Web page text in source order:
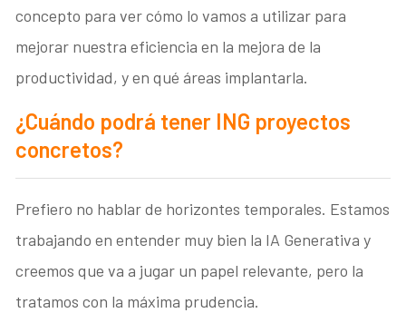
concepto para ver cómo lo vamos a utilizar para
mejorar nuestra eficiencia en la mejora de la
productividad, y en qué áreas implantarla.
¿Cuándo podrá tener ING proyectos
concretos?
Prefiero no hablar de horizontes temporales. Estamos
trabajando en entender muy bien la IA Generativa y
creemos que va a jugar un papel relevante, pero la
tratamos con la máxima prudencia.